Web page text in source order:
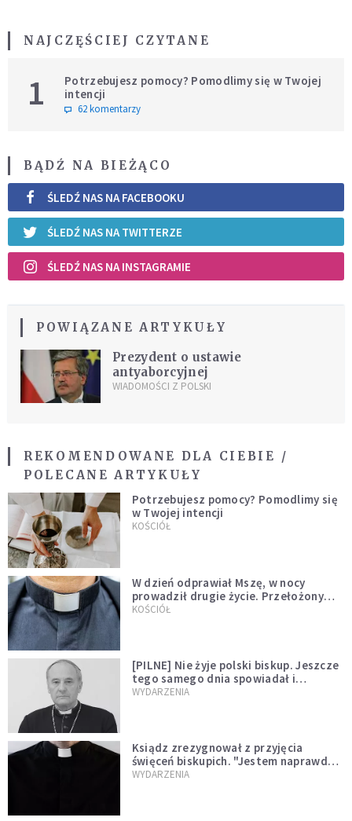
NAJCZĘŚCIEJ CZYTANE
1
Potrzebujesz pomocy? Pomodlimy się w Twojej
intencji
62 komentarzy
BĄDŹ NA BIEŻĄCO
ŚLEDŹ NAS NA FACEBOOKU
ŚLEDŹ NAS NA TWITTERZE
ŚLEDŹ NAS NA INSTAGRAMIE
POWIĄZANE ARTYKUŁY
Prezydent o ustawie
antyaborcyjnej
WIADOMOŚCI Z POLSKI
REKOMENDOWANE DLA CIEBIE /
POLECANE ARTYKUŁY
Potrzebujesz pomocy? Pomodlimy się
w Twojej intencji
KOŚCIÓŁ
W dzień odprawiał Mszę, w nocy
prowadził drugie życie. Przełożony
kazał mu opuścić zakon
KOŚCIÓŁ
[PILNE] Nie żyje polski biskup. Jeszcze
tego samego dnia spowiadał i
sprawował Mszę świętą
WYDARZENIA
Ksiądz zrezygnował z przyjęcia
święceń biskupich. "Jestem naprawdę
niegodny"
WYDARZENIA